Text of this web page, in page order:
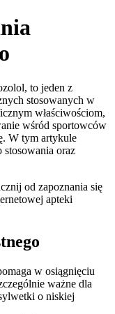
to jeden z
stosowanych w
właściwościom,
wśród sportowców
W tym artykule
stosowania oraz
od zapoznania się
apteki
w osiągnięciu
ważne dla
o niskiej